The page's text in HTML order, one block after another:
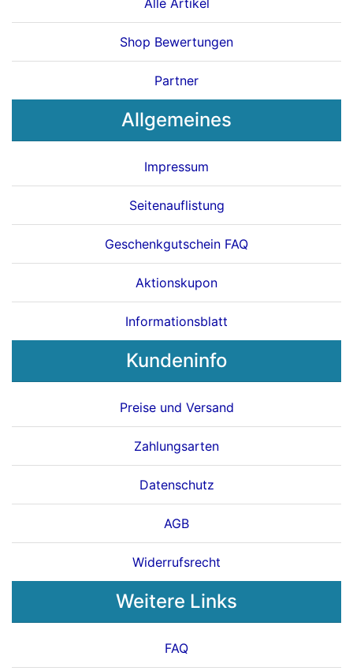
Alle Artikel
Shop Bewertungen
Partner
Allgemeines
Impressum
Seitenauflistung
Geschenkgutschein FAQ
Aktionskupon
Informationsblatt
Kundeninfo
Preise und Versand
Zahlungsarten
Datenschutz
AGB
Widerrufsrecht
Weitere Links
FAQ